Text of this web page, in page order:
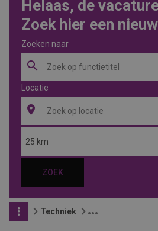
Helaas, de
Zoek hier een
Zoeken naar
Locatie
25 km
ZOEK
Techniek